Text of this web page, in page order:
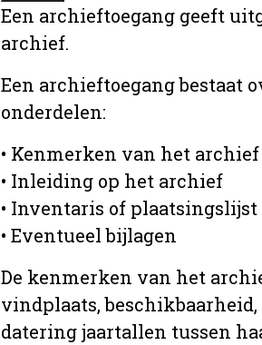
Een archieftoegang geeft
archief.
Een archieftoegang bestaat
onderdelen:
• Kenmerken van het archief
• Inleiding op het archief
• Inventaris of plaatsingslijst
• Eventueel bijlagen
De kenmerken van het
vindplaats,
datering jaartallen tussen